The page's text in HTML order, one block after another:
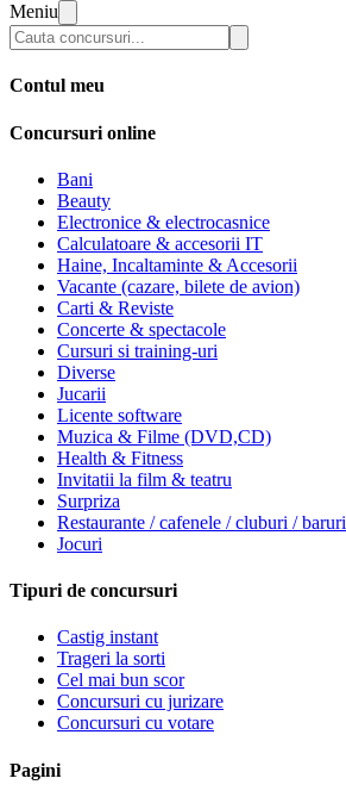
Meniu
Contul meu
Concursuri online
Bani
Beauty
Electronice & electrocasnice
Calculatoare & accesorii IT
Haine, Incaltaminte & Accesorii
Vacante (cazare, bilete de avion)
Carti & Reviste
Concerte & spectacole
Cursuri si training-uri
Diverse
Jucarii
Licente software
Muzica & Filme (DVD,CD)
Health & Fitness
Invitatii la film & teatru
Surpriza
Restaurante / cafenele / cluburi / baruri
Jocuri
Tipuri de concursuri
Castig instant
Trageri la sorti
Cel mai bun scor
Concursuri cu jurizare
Concursuri cu votare
Pagini